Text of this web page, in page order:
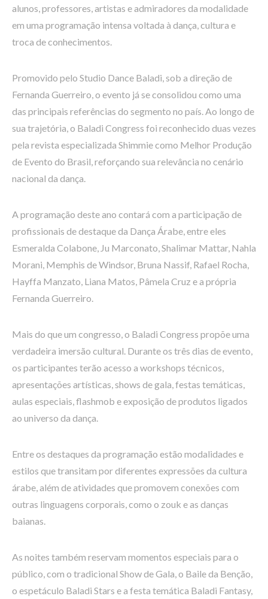
alunos, professores, artistas e admiradores da modalidade
em uma programação intensa voltada à dança, cultura e
troca de conhecimentos.
Promovido pelo Studio Dance Baladi, sob a direção de
Fernanda Guerreiro, o evento já se consolidou como uma
das principais referências do segmento no país. Ao longo de
sua trajetória, o Baladi Congress foi reconhecido duas vezes
pela revista especializada Shimmie como Melhor Produção
de Evento do Brasil, reforçando sua relevância no cenário
nacional da dança.
A programação deste ano contará com a participação de
profissionais de destaque da Dança Árabe, entre eles
Esmeralda Colabone, Ju Marconato, Shalimar Mattar, Nahla
Morani, Memphis de Windsor, Bruna Nassif, Rafael Rocha,
Hayffa Manzato, Liana Matos, Pâmela Cruz e a própria
Fernanda Guerreiro.
Mais do que um congresso, o Baladi Congress propõe uma
verdadeira imersão cultural. Durante os três dias de evento,
os participantes terão acesso a workshops técnicos,
apresentações artísticas, shows de gala, festas temáticas,
aulas especiais, flashmob e exposição de produtos ligados
ao universo da dança.
Entre os destaques da programação estão modalidades e
estilos que transitam por diferentes expressões da cultura
árabe, além de atividades que promovem conexões com
outras linguagens corporais, como o zouk e as danças
baianas.
As noites também reservam momentos especiais para o
público, com o tradicional Show de Gala, o Baile da Benção,
o espetáculo Baladi Stars e a festa temática Baladi Fantasy,